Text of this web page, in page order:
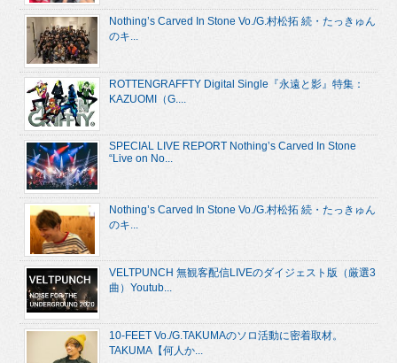
Nothing’s Carved In Stone Vo./G.村松拓 続・たっきゅん
のキ...
ROTTENGRAFFTY Digital Single『永遠と影』特集：
KAZUOMI（G....
SPECIAL LIVE REPORT Nothing’s Carved In Stone
“Live on No...
Nothing’s Carved In Stone Vo./G.村松拓 続・たっきゅん
のキ...
VELTPUNCH 無観客配信LIVEのダイジェスト版（厳選3
曲）Youtub...
10-FEET Vo./G.TAKUMAのソロ活動に密着取材。
TAKUMA【何人か...